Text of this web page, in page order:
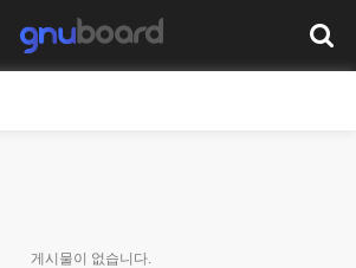
게시물이 없습니다.